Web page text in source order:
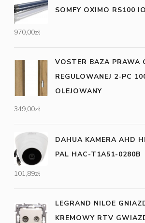
SOMFY OXIMO RS100
970,00zł
VOSTER BAZA PRAWA
REGULOWANEJ 2-PC
OLEJOWANY
349,00zł
DAHUA KAMERA AHD
PAL HAC-T1A51-0280B
101,89zł
LEGRAND NILOE
KREMOWY RTV